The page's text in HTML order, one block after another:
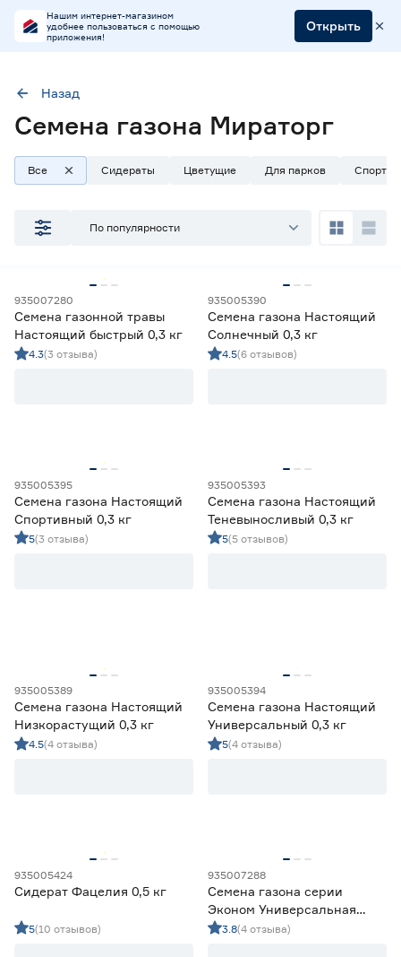
Нашим интернет-магазином
удобнее пользоваться с помощью
приложения!
Открыть
Наличие в магазинах
ул. Селезнева, 4
ул. им. Данилы Волкореза, 2
Тип
Сидераты и злаки
Цена
до
Засухоустойчивый газон
Низкорослый газон
Парковый газон
5
Сидераты
Спортивный газон
Ещё 3
Фасовка (кг)
BARENBRUG
Blooming Life
Darit
10
Fertika
Страна производства
Беларусь
Назад
Семена газона Мираторг
Все Сидераты Цветущие Для парков
По популярности
935007280
Семена газонной травы
Настоящий быстрый 0,3 кг
4.3(3 отзыва)
935005390
Семена газона Настоящий
Солнечный 0,3 кг
4.5(6 отзывов)
935005395
Семена газона Настоящий
Спортивный 0,3 кг
5(3 отзыва)
935005393
Семена газона Настоящий
Теневыносливый 0,3 кг
5(5 отзывов)
935005389
Семена газона Настоящий
Низкорастущий 0,3 кг
4.5(4 отзыва)
935005394
Семена газона Настоящий
Универсальный 0,3 кг
5(4 отзыва)
935005424
Сидерат Фацелия 0,5 кг
5(10 отзывов)
935007288
Семена газона серии
Эконом Универсальная
трава 3 кг
3.8(4 отзыва)